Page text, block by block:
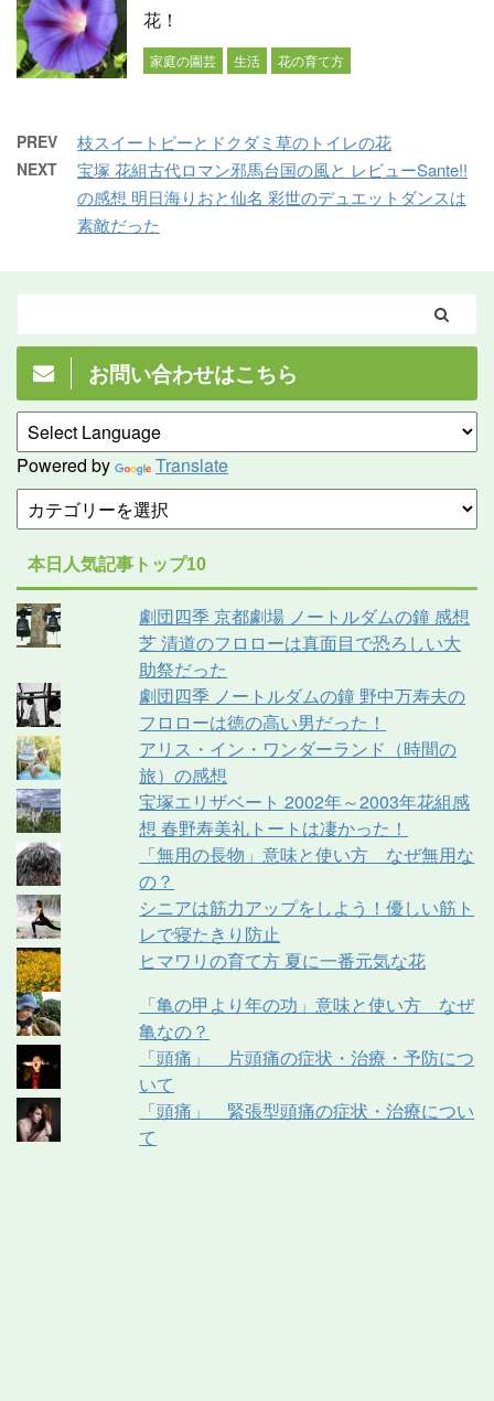
花！
家庭の園芸 生活 花の育て方
PREV 枝スイートピーとドクダミ草のトイレの花
NEXT
宝塚 花組古代ロマン邪馬台国の風と レビューSante!!
の感想 明日海りおと仙名 彩世のデュエットダンスは
素敵だった
お問い合わせはこちら
Powered by Translate
本日人気記事トップ10
劇団四季 京都劇場 ノートルダムの鐘 感想
芝 清道のフロローは真面目で恐ろしい大
助祭だった
劇団四季 ノートルダムの鐘 野中万寿夫の
フロローは徳の高い男だった！
アリス・イン・ワンダーランド（時間の
旅）の感想
宝塚エリザベート 2002年～2003年花組感
想 春野寿美礼トートは凄かった！
「無用の長物」意味と使い方 なぜ無用な
の？
シニアは筋力アップをしよう！優しい筋ト
レで寝たきり防止
ヒマワリの育て方 夏に一番元気な花
「亀の甲より年の功」意味と使い方 なぜ
亀なの？
「頭痛」 片頭痛の症状・治療・予防につ
いて
「頭痛」 緊張型頭痛の症状・治療につい
て